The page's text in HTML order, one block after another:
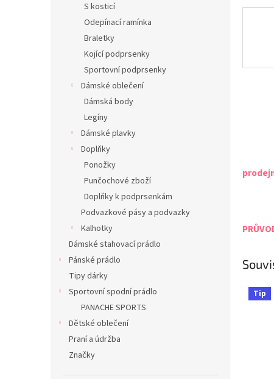
S kosticí
Odepínací ramínka
Braletky
Kojící podprsenky
Sportovní podprsenky
Dámské oblečení
Dámská body
Legíny
Dámské plavky
Doplňky
Ponožky
Punčochové zboží
Doplňky k podprsenkám
Podvazkové pásy a podvazky
Kalhotky
Dámské stahovací prádlo
Pánské prádlo
Tipy dárky
Sportovní spodní prádlo
PANACHE SPORTS
Dětské oblečení
Praní a údržba
Značky
Tip